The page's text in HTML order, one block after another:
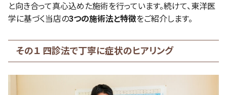
と向き合って真心込めた施術を行っています。続けて、東洋医
学に基づく当店の3つの施術法と特徴をご紹介します。
その１ 四診法で丁寧に症状のヒアリング